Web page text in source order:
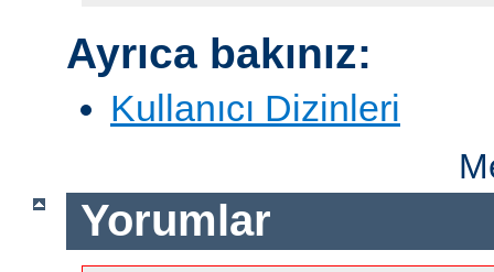
Ayrıca bakınız:
Kullanıcı Dizinleri
Yorumlar